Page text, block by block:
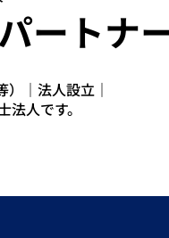
ートナ
｜法人設立｜
人です。